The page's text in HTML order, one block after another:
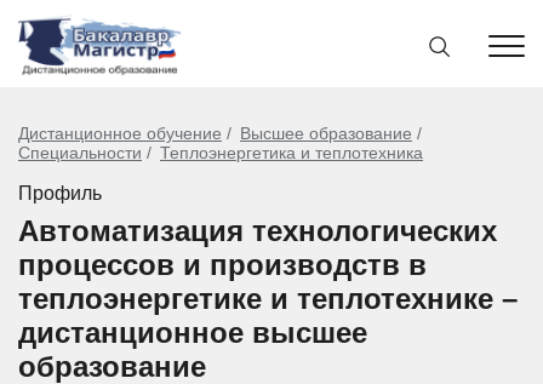
Дистанционное обучение
Высшее образование
Специальности
Теплоэнергетика и теплотехника
Профиль
Автоматизация технологических
процессов и производств в
теплоэнергетике и теплотехнике –
дистанционное высшее
образование